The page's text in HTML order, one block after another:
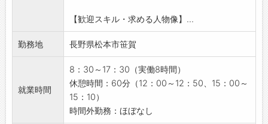
・総務や管理業務のスキルを身につけられます
・幅広い業務経験を積みながら成長できる環境
です
・年間休日124日
・残業はほとんどありません
・土日祝休みでプライベートも充実
【正社員登用の可能性あり】
【歓迎スキル・求める人物像】...
勤務地 長野県松本市笹賀
就業時間
8：30～17：30（実働8時間）
休憩時間：60分（12：00～12：50、15：00～
15：10）
時間外勤務：ほぼなし